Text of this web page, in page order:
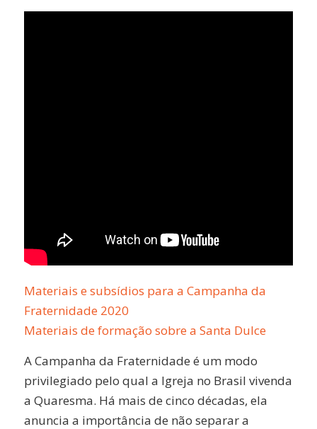
Materiais e subsídios para a Campanha da
Fraternidade 2020
Materiais de formação sobre a Santa Dulce
A Campanha da Fraternidade é um modo
privilegiado pelo qual a Igreja no Brasil vivenda
a Quaresma. Há mais de cinco décadas, ela
anuncia a importância de não separar a